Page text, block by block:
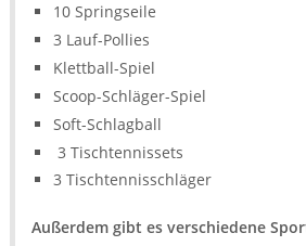
10 Springseile
3 Lauf-Pollies
Klettball-Spiel
Scoop-Schläger-Spiel
Soft-Schlagball
3 Tischtennissets
3 Tischtennisschläger
Außerdem gibt es verschiedene